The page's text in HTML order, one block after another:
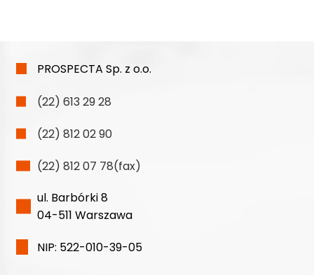
PROSPECTA Sp. z o.o.
(22) 613 29 28
(22) 812 02 90
(22) 812 07 78(fax)
ul. Barbórki 8
04-511 Warszawa
NIP: 522-010-39-05